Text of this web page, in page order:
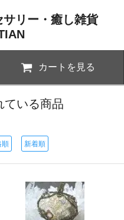
サリー・癒し雑貨
カートを見る
ている商品
順 新着順